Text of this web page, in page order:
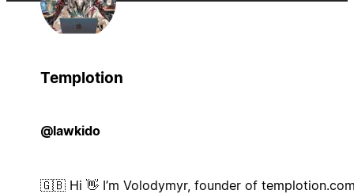
Templotion
@lawkido
🇬🇧 Hi 👋 I’m Volodymyr, founder of